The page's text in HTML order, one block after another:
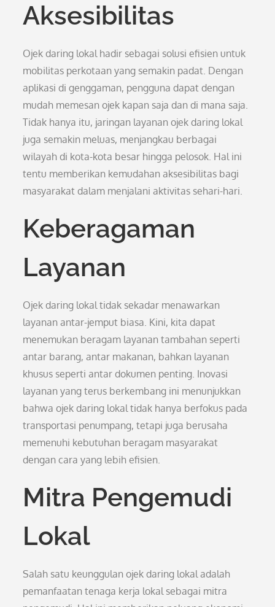
Aksesibilitas
Ojek daring lokal hadir sebagai solusi efisien untuk
mobilitas perkotaan yang semakin padat. Dengan
aplikasi di genggaman, pengguna dapat dengan
mudah memesan ojek kapan saja dan di mana saja.
Tidak hanya itu, jaringan layanan ojek daring lokal
juga semakin meluas, menjangkau berbagai
wilayah di kota-kota besar hingga pelosok. Hal ini
tentu memberikan kemudahan aksesibilitas bagi
masyarakat dalam menjalani aktivitas sehari-hari.
Keberagaman
Layanan
Ojek daring lokal tidak sekadar menawarkan
layanan antar-jemput biasa. Kini, kita dapat
menemukan beragam layanan tambahan seperti
antar barang, antar makanan, bahkan layanan
khusus seperti antar dokumen penting. Inovasi
layanan yang terus berkembang ini menunjukkan
bahwa ojek daring lokal tidak hanya berfokus pada
transportasi penumpang, tetapi juga berusaha
memenuhi kebutuhan beragam masyarakat
dengan cara yang lebih efisien.
Mitra Pengemudi
Lokal
Salah satu keunggulan ojek daring lokal adalah
pemanfaatan tenaga kerja lokal sebagai mitra